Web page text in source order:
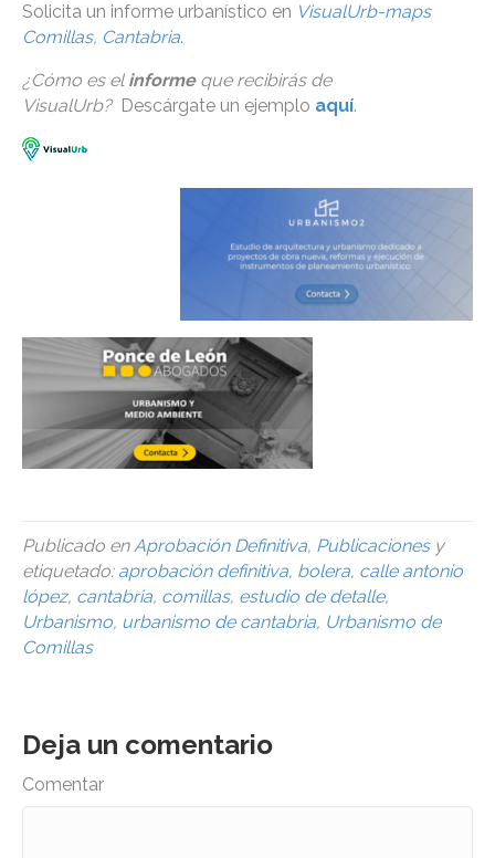
Solicita un informe urbanístico en VisualUrb-maps
Comillas, Cantabria.
¿Cómo es el informe que recibirás de
VisualUrb?Descárgate un ejemplo aquí.
Publicado en Aprobación Definitiva, Publicacionesy
etiquetado: aprobación definitiva, bolera, calle antonio
lópez, cantabria, comillas, estudio de detalle,
Urbanismo, urbanismo de cantabria, Urbanismo de
Comillas
Deja un comentario
Comentar